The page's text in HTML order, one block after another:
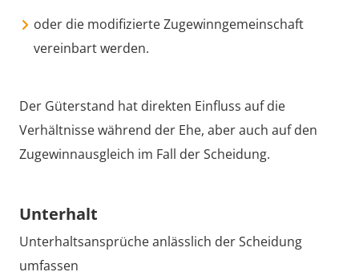
oder die modifizierte Zugewinngemeinschaft
vereinbart werden.
Der Güterstand hat direkten Einfluss auf die
Verhältnisse während der Ehe, aber auch auf den
Zugewinnausgleich im Fall der Scheidung.
Unterhalt
Unterhaltsansprüche anlässlich der Scheidung
umfassen